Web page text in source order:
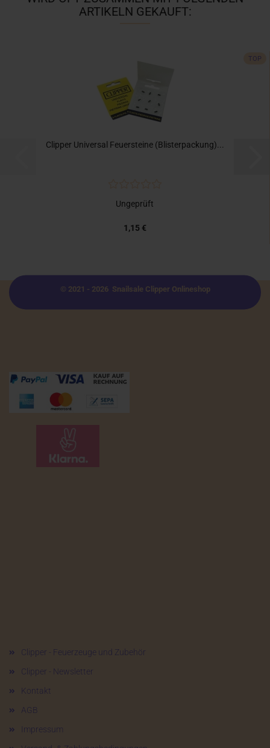
ARTIKELN GEKAUFT:
TOP
Clipper Universal Feuersteine (Blisterpackung)...
Ungeprüft
1,15 €
© 2021 - 2026 Snailsale Clipper Onlineshop
Clipper - Feuerzeuge und Zubehör
Clipper - Newsletter
Kontakt
AGB
Impressum